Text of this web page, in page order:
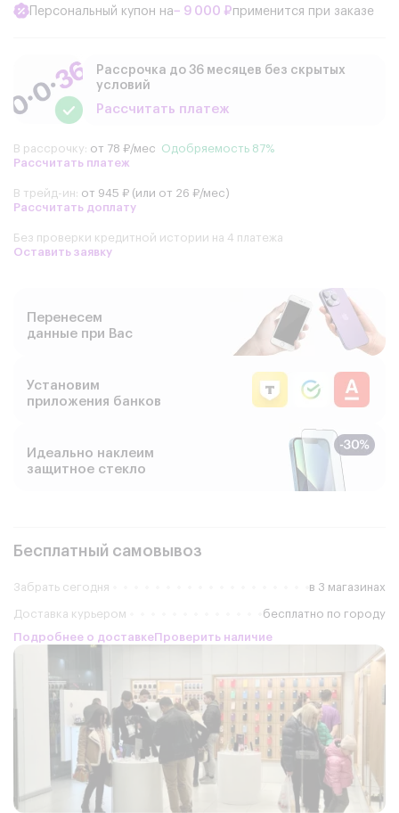
Персональный купон на− 9 000 ₽применится при заказе
Рассрочка до 36 месяцев без скрытых
условий
Рассчитать платеж
В рассрочку: от 78 ₽/мес Одобряемость 87%
Рассчитать платеж
В трейд-ин: от 945 ₽ (или от 26 ₽/мес)
Рассчитать доплату
Без проверки кредитной истории на 4 платежа
Оставить заявку
Перенесем
данные при Вас
Установим
приложения банков
Идеально наклеим
защитное стекло
Бесплатный самовывоз
Забрать сегодня в 3 магазинах
Доставка курьером
бесплатно по городу
Подробнее о доставкеПроверить наличие